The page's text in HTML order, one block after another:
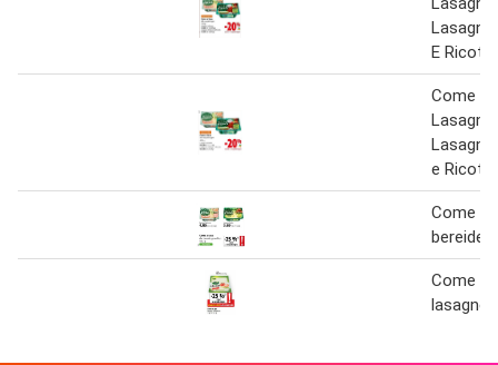
Lasagne
E Ricotta
Come a
Lasagne
Lasagne
e Ricotta
Come a
bereide
Come a
lasagne